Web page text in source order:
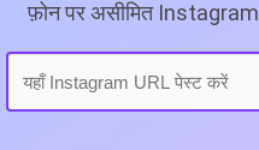
फ़ोन पर असीमित Instagram